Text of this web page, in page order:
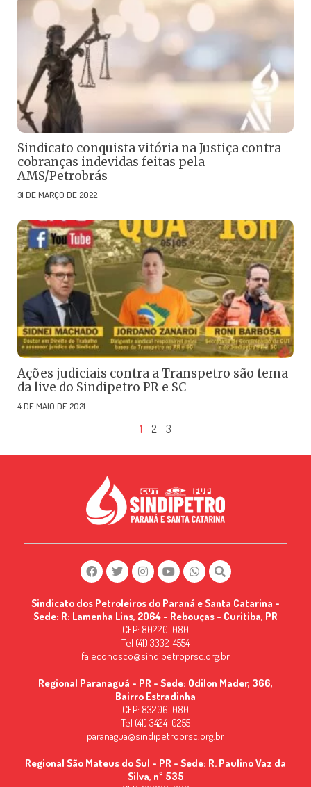
Sindicato conquista vitória na Justiça contra
cobranças indevidas feitas pela
AMS/Petrobrás
31 DE MARÇO DE 2022
Ações judiciais contra a Transpetro são tema
da live do Sindipetro PR e SC
4 DE MAIO DE 2021
1 2 3
Sindicato dos Petroleiros do Paraná e Santa Catarina -
Sede: R: Lamenha Lins, 2064 - Rebouças - Curitiba, PR
CEP: 80220-080
Tel (41) 3332-4554
faleconosco@sindipetroprsc.org.br
Regional Paranaguá - PR - Sede: Odilon Mader, 366,
Bairro Estradinha
CEP: 83206-080
Tel (41) 3424-0255
paranagua@sindipetroprsc.org.br
Regional São Mateus do Sul - PR - Sede: R. Paulino Vaz da
Silva, nº 535